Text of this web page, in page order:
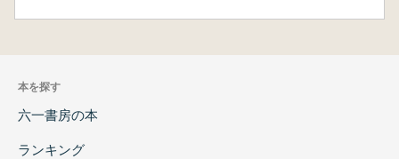
本を探す
六一書房の本
ランキング